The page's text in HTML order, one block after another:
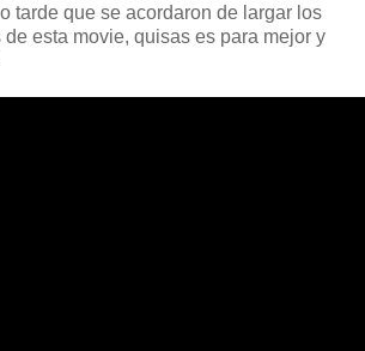
tarde que se acordaron de largar los
esta movie, quisas es para mejor y